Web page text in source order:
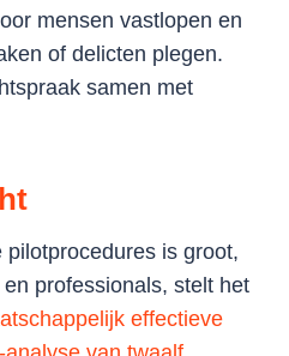
mensen vastlopen en
of delicten plegen.
samen met
is groot,
professionals, stelt het
effectieve